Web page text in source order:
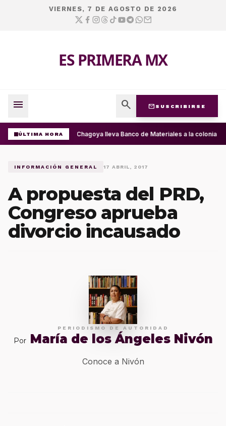
VIERNES, 7 DE AGOSTO DE 2026
ES PRIMERA MX
menu search mail SUSCRIBIRSE
ÚLTIMA HORARay Chagoya lleva Banco de Materiales a la colonia
INFORMACIÓN GENERAL 17 ABRIL, 2017
A propuesta del PRD,
Congreso aprueba
divorcio incausado
PERIODISMO DE AUTORIDAD
Por María de los Ángeles Nivón
Conoce a Nivón